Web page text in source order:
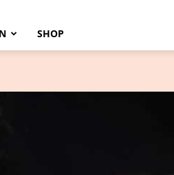
SHOP